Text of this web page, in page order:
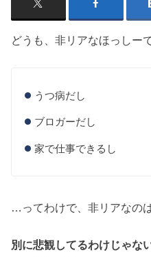
どうも、非リアなほっしー
うつ病だし
ブロガーだし
家で仕事できるし
…ってわけで、非リアなの
別に悲観してるわけじゃな